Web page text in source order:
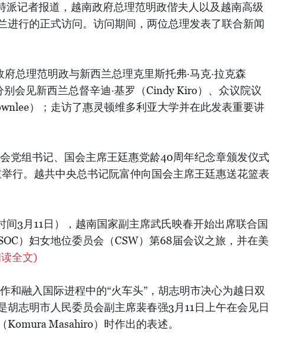
记者报道，越南政府总理范明政偕夫人以及越南高级
进行的正式访问。访问期间，两位总理发表了联合新闻
府总理范明政与新西兰总理克里斯托弗·马克·拉克森
会见新西兰总督辛迪·基罗（Cindy Kiro）、众议院议
）；走访了惠灵顿维多利亚大学并在此发表重要讲
党组书记、国会主席王廷惠党龄40周年纪念章颁发仪式
行。越共中央总书记阮富仲向国会主席王廷惠送花篮表
间3月11日），越南国家副主席武氏映春开始出席联合国
）妇女地位委员会（CSW）第68届会议之旅，并在美
全文)
和融入国际进程中的“火车头”，胡志明市决心为越日双
胡志明市人民委员会副主席裴春强3月11日上午在会见日
Komura Masahiro）时作出的表述。